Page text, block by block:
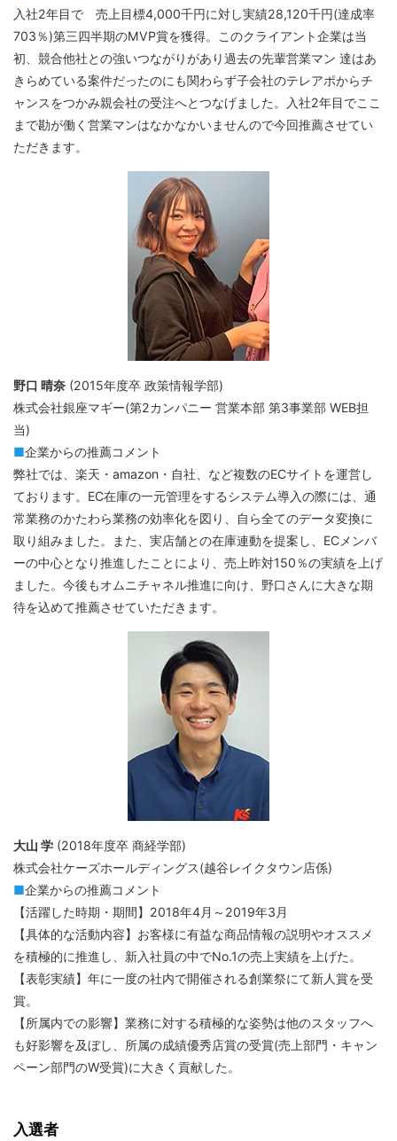
入社2年目で 売上目標4,000千円に対し実績28,120千円(達成率
703％)第三四半期のMVP賞を獲得。このクライアント企業は当
初、競合他社との強いつながりがあり過去の先輩営業マン 達はあ
きらめている案件だったのにも関わらず子会社のテレアポからチ
ャンスをつかみ親会社の受注へとつなげました。入社2年目でここ
まで勘が働く営業マンはなかなかいませんので今回推薦させてい
ただきます。
野口 晴奈 (2015年度卒 政策情報学部)
株式会社銀座マギー(第2カンパニー 営業本部 第3事業部 WEB担
当)
■企業からの推薦コメント
弊社では、楽天・amazon・自社、など複数のECサイトを運営し
ております。EC在庫の一元管理をするシステム導入の際には、通
常業務のかたわら業務の効率化を図り、自ら全てのデータ変換に
取り組みました。また、実店舗との在庫連動を提案し、ECメンバ
ーの中心となり推進したことにより、売上昨対150％の実績を上げ
ました。今後もオムニチャネル推進に向け、野口さんに大きな期
待を込めて推薦させていただきます。
大山 学 (2018年度卒 商経学部)
株式会社ケーズホールディングス(越谷レイクタウン店係)
■企業からの推薦コメント
【活躍した時期・期間】2018年4月～2019年3月
【具体的な活動内容】お客様に有益な商品情報の説明やオススメ
を積極的に推進し、新入社員の中でNo.1の売上実績を上げた。
【表彰実績】年に一度の社内で開催される創業祭にて新人賞を受
賞。
【所属内での影響】業務に対する積極的な姿勢は他のスタッフへ
も好影響を及ぼし、所属の成績優秀店賞の受賞(売上部門・キャン
ペーン部門のW受賞)に大きく貢献した。
入選者